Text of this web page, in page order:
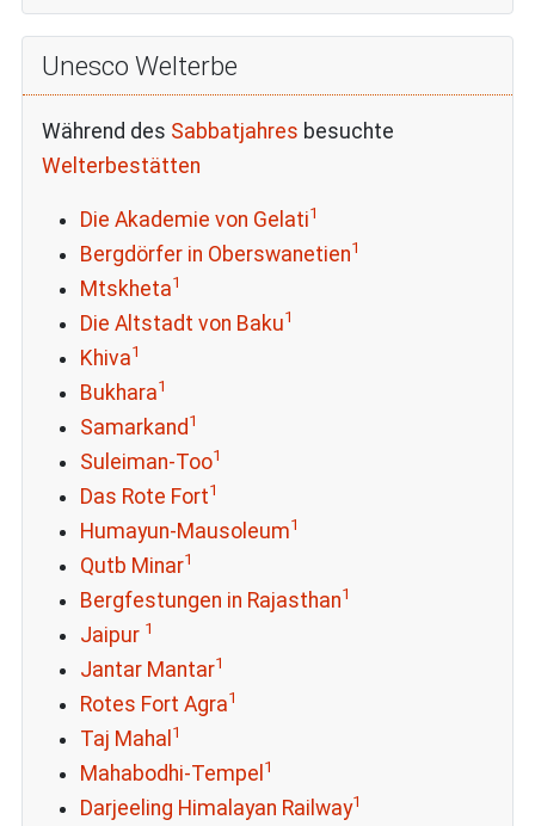
Unesco Welterbe
Während des Sabbatjahres besuchte
Welterbestätten
Die Akademie von Gelati1
Bergdörfer in Oberswanetien1
Mtskheta1
Die Altstadt von Baku1
Khiva1
Bukhara1
Samarkand 1
Suleiman-Too1
Das Rote Fort1
Humayun-Mausoleum1
Qutb Minar1
Bergfestungen in Rajasthan1
Jaipur 1
Jantar Mantar1
Rotes Fort Agra1
Taj Mahal 1
Mahabodhi-Tempel 1
Darjeeling Himalayan Railway1